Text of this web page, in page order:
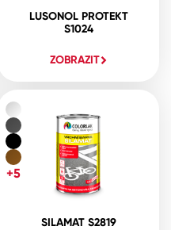
LUSONOL PROTEKT
S1024
ZOBRAZIT
SILAMAT S2819
+5